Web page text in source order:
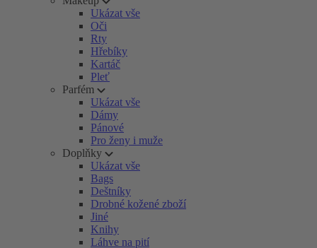
Ukázat vše
Oči
Rty
Hřebíky
Kartáč
Pleť
Parfém
Ukázat vše
Dámy
Pánové
Pro ženy i muže
Doplňky
Ukázat vše
Bags
Deštníky
Drobné kožené zboží
Jiné
Knihy
Láhve na pití